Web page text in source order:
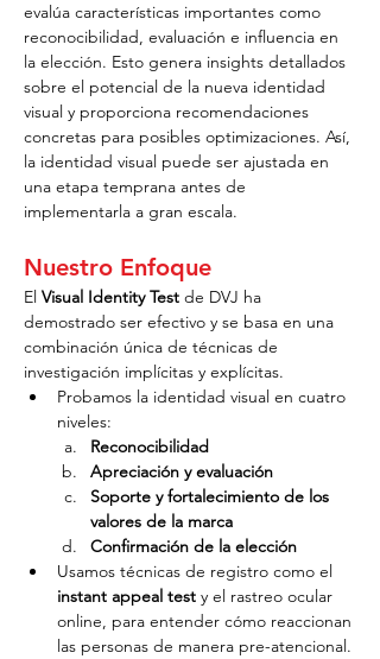
evalúa características importantes como
reconocibilidad, evaluación e influencia en
la elección. Esto genera insights detallados
sobre el potencial de la nueva identidad
visual y proporciona recomendaciones
concretas para posibles optimizaciones. Así,
la identidad visual puede ser ajustada en
una etapa temprana antes de
implementarla a gran escala.
Nuestro Enfoque
El Visual Identity Test de DVJ ha
demostrado ser efectivo y se basa en una
combinación única de técnicas de
investigación implícitas y explícitas.
Probamos la identidad visual en cuatro
niveles:
Reconocibilidad
Apreciación y evaluación
Soporte y fortalecimiento de los
valores de la marca
Confirmación de la elección
Usamos técnicas de registro como el
instant appeal test y el rastreo ocular
online, para entender cómo reaccionan
las personas de manera pre-atencional.